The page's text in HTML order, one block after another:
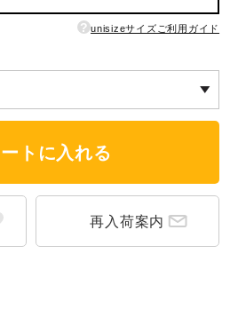
グッズ
ープ
? unisizeサイズご利用ガイド
トに入れる
再入荷案内